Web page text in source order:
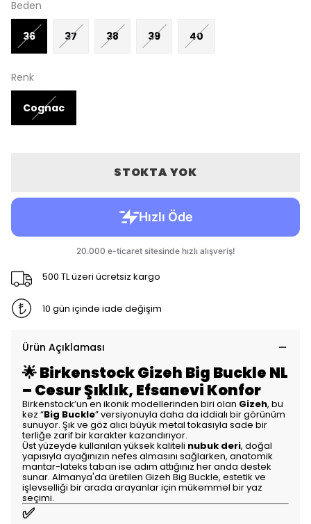
Beden
36 37 38 39 40
Renk
Cognac
STOKTA YOK
500 TL üzeri ücretsiz kargo
10 gün içinde iade değişim
Ürün Açıklaması
🌟Birkenstock Gizeh Big Buckle NL
– Cesur Şıklık, Efsanevi Konfor
Birkenstock’un en ikonik modellerinden biri olan Gizeh, bu
kez “Big Buckle” versiyonuyla daha da iddialı bir görünüm
sunuyor. Şık ve göz alıcı büyük metal tokasıyla sade bir
terliğe zarif bir karakter kazandırıyor.
Üst yüzeyde kullanılan yüksek kaliteli nubuk deri, doğal
yapısıyla ayağınızın nefes almasını sağlarken, anatomik
mantar-lateks taban ise adım attığınız her anda destek
sunar. Almanya'da üretilen Gizeh Big Buckle, estetik ve
işlevselliği bir arada arayanlar için mükemmel bir yaz
seçimi.
✅